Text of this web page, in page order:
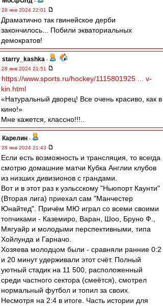
28 янв 2024 22:01
Драматично так гвинейское дерби
закончилось... Побили экваториальных
демократов!
starry_kashka -
28 янв 2024 21:51
https://www.sports.ru/hockey/1115801925 ... v-
kin.html
«Натуральный дворец! Все очень красиво, как в
кино!»
Мне кажется, классно!!!..
Карелин -
28 янв 2024 21:43
Если есть возможность и трансляция, то всегда
смотрю домашние матчи Кубка Англии клубов
из низших дивизионов с грандами.
Вот и в этот раз к уэльсскому "Ньюпорт Каунти"
(Вторая лига) приехал сам "Манчестер
Юнайтед". Причём МЮ играл со всеми своими
топчиками - Каземиро, Варан, Шоо, Бруно Ф.,
Мягуайр и молодыми перспективными, типа
Хойлунда и Гарначо.
Хозяева молодцом были - сравняли ранние 0:2
и 20 минут удерживали этот счёт. Полный
уютный стадик на 11 500, расположенный
среди частного сектора (смеётся), смотрел
нормальный футбол и топил за своих.
Несмотря на 2:4 в итоге. Часть истории для